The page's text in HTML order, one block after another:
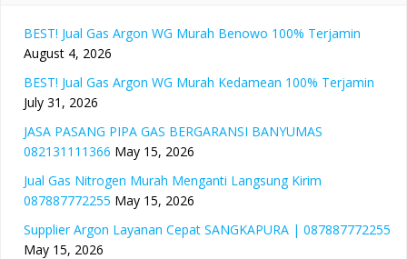
BEST! Jual Gas Argon WG Murah Benowo 100% Terjamin
August 4, 2026
BEST! Jual Gas Argon WG Murah Kedamean 100% Terjamin
July 31, 2026
JASA PASANG PIPA GAS BERGARANSI BANYUMAS
082131111366 May 15, 2026
Jual Gas Nitrogen Murah Menganti Langsung Kirim
087887772255 May 15, 2026
Supplier Argon Layanan Cepat SANGKAPURA | 087887772255
May 15, 2026